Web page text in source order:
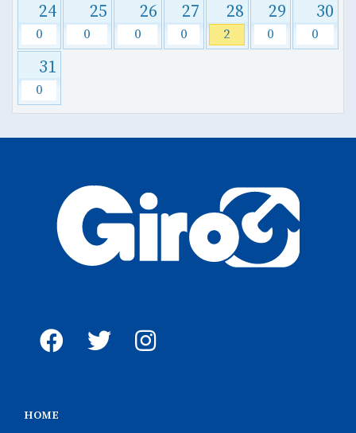
24
0
25
0
26
0
27
0
28
2
29
0
30
0
31
0
HOME